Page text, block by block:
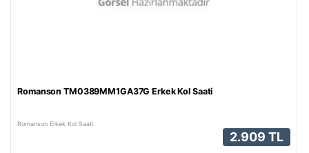
Romanson TM0389MM1GA37G Erkek Kol Saati
Romanson Erkek Kol Saati
2.909 TL